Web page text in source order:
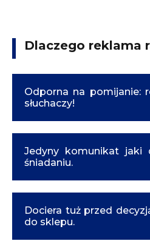
Dlaczego reklama
Odporna na pomijanie:
słuchaczy!
Jedyny komunikat jaki
śniadaniu.
Dociera tuż przed
do sklepu.